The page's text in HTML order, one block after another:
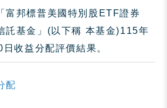
富邦標普美國特別股ETF證券
託基金」(以下稱 本基金)115年
收益分配評價結果。
配